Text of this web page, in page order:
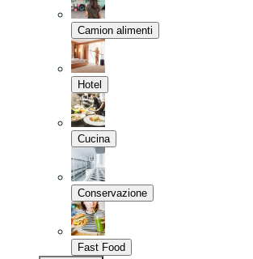
Camion alimenti
Hotel
Cucina
Conservazione
Fast Food